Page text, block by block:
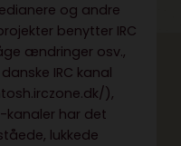
og andre
benytter IRC
ændringer osv.,
IRC kanal
),
kanaler har det
lukkede